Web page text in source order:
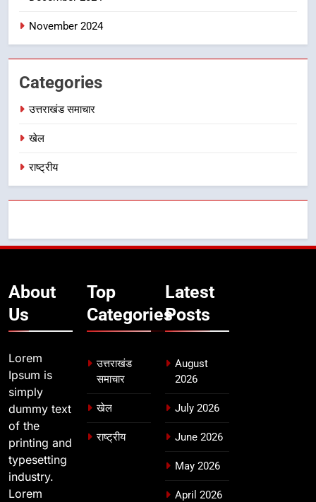
November 2024
Categories
उत्तराखंड समाचार
खेल
राष्ट्रीय
About
Us
Lorem
Ipsum is
simply
dummy text
of the
printing and
typesetting
industry.
Lorem
Top
Categories
उत्तराखंड
समाचार
खेल
राष्ट्रीय
Latest
Posts
August
2026
July 2026
June 2026
May 2026
April 2026